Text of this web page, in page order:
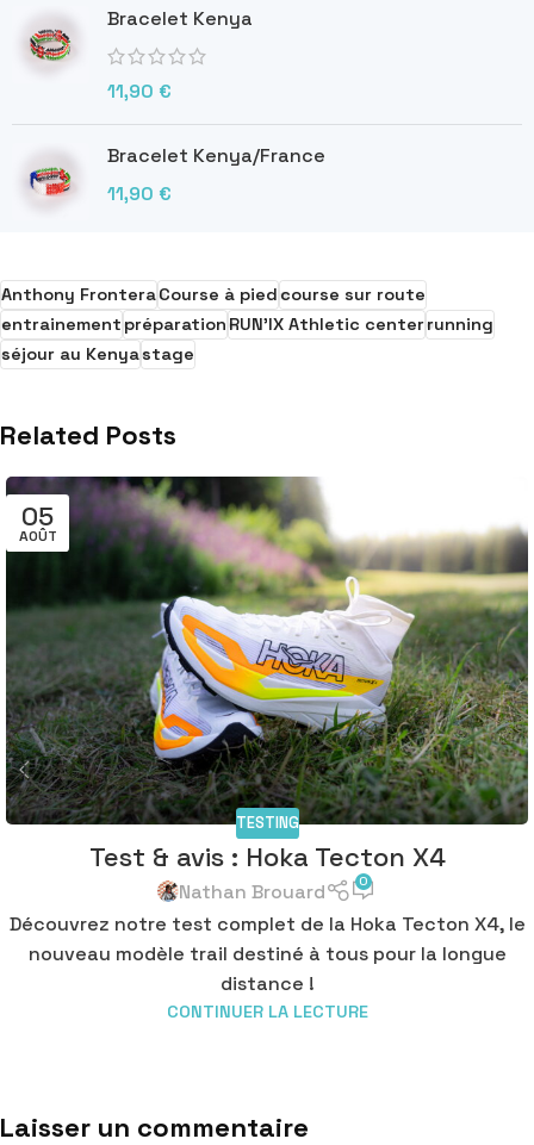
Bracelet Kenya
11,90 €
Bracelet Kenya/France
11,90 €
Anthony FronteraCourse à piedcourse sur route
entrainementpréparationRUN'IX Athletic centerrunning
séjour au Kenyastage
Related Posts
05
AOÛT
TESTING
Test & avis : Hoka Tecton X4
Nathan Brouard 0
Découvrez notre test complet de la Hoka Tecton X4, le
nouveau modèle trail destiné à tous pour la longue
distance !
CONTINUER LA LECTURE
Laisser un commentaire